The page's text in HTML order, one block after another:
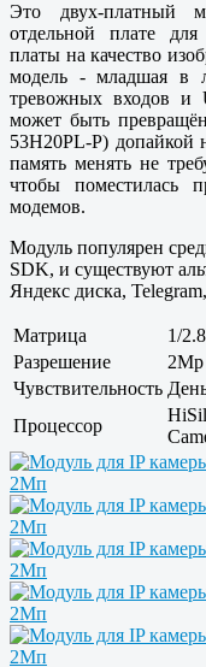
Это двух-платный
отдельной плате
платы на качество
модель - младшая в
тревожных входов и
может быть
53H20PL-P) допайкой
память менять не
чтобы поместилась
модемов.
Модуль популярен
SDK, и существуют
Яндекс диска,
Матрица
1/
Разрешение
2Mp
Чувствительность
Процессор